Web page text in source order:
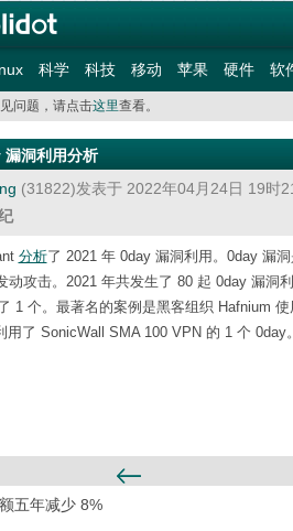
科学 科技 移动 苹果 硬件 软
问题，请点击这里查看。
洞利用分析
(31822)发表于 2022年04月24日 19时
分析了 2021 年 0day 漏洞利用。0day 漏
动攻击。2021 年共发生了 80 起 0day 漏洞
1 个。最著名的案例是黑客组织 Hafnium
用了 SonicWall SMA 100 VPN 的 1 个 0day
五年减少 8%